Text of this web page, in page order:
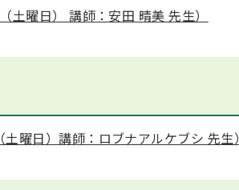
曜日） 講師：安田 晴美 先生）
曜日）講師：ロブナアルケブシ 先生）